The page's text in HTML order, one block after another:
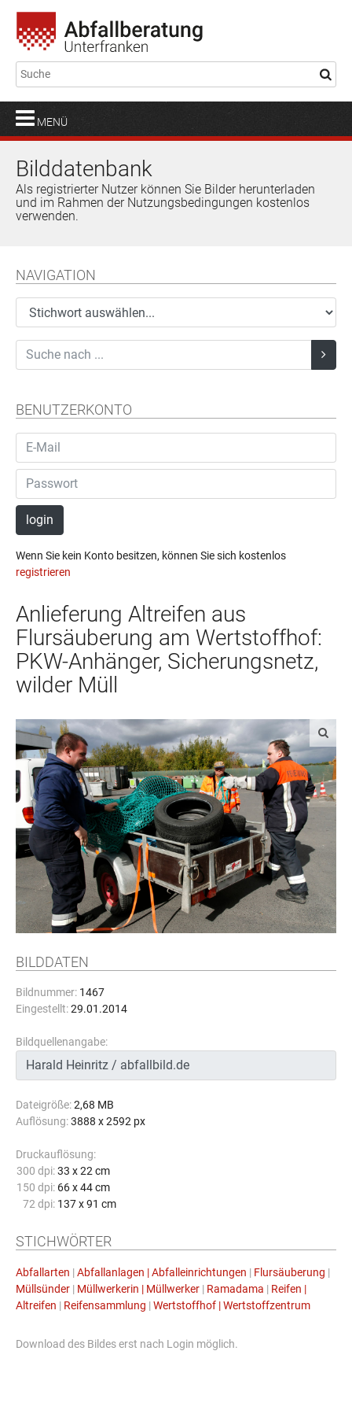
MENÜ
Bilddatenbank
Als registrierter Nutzer können Sie Bilder herunterladen
und im Rahmen der Nutzungsbedingungen kostenlos
verwenden.
NAVIGATION
BENUTZERKONTO
login
Wenn Sie kein Konto besitzen, können Sie sich kostenlos
registrieren
Anlieferung Altreifen aus
Flursäuberung am Wertstoffhof:
PKW-Anhänger, Sicherungsnetz,
wilder Müll
BILDDATEN
Bildnummer: 1467
Eingestellt:29.01.2014
Bildquellenangabe:
Dateigröße:2,68 MB
Auflösung:3888 x 2592 px
Druckauflösung:
300 dpi: 33 x 22 cm
150 dpi: 66 x 44 cm
72 dpi: 137 x 91 cm
STICHWÖRTER
Abfallarten | Abfallanlagen | Abfalleinrichtungen | Flursäuberung |
Müllsünder | Müllwerkerin | Müllwerker | Ramadama | Reifen |
Altreifen | Reifensammlung | Wertstoffhof | Wertstoffzentrum
Download des Bildes erst nach Login möglich.